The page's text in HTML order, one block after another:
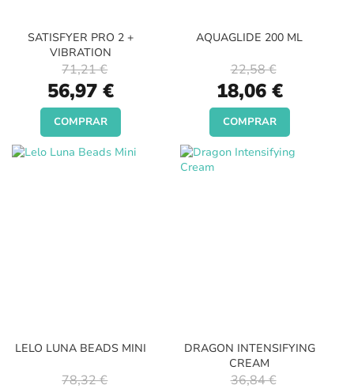
SATISFYER PRO 2 +
VIBRATION
Special
Price
56,97 €
71,21 €
COMPRAR
AQUAGLIDE 200 ML
Special
Price
18,06 €
22,58 €
COMPRAR
LELO LUNA BEADS MINI
78,32 €
DRAGON INTENSIFYING
CREAM
36,84 €